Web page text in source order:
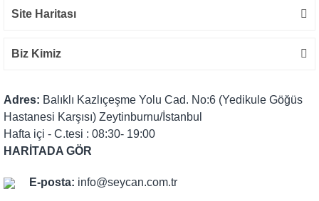
Site Haritası
Biz Kimiz
Adres: Balıklı Kazlıçeşme Yolu Cad. No:6 (Yedikule Göğüs
Hastanesi Karşısı) Zeytinburnu/İstanbul
Hafta içi - C.tesi : 08:30- 19:00
HARİTADA GÖR
E-posta: info@seycan.com.tr